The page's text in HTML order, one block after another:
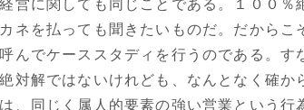
営に関しても同じことである。１００
ネを払っても聞きたいものだ。だから
呼んでケーススタディを行うのである。
対解ではないけれども、なんとなく確か
、同じく属人的要素の強い営業という